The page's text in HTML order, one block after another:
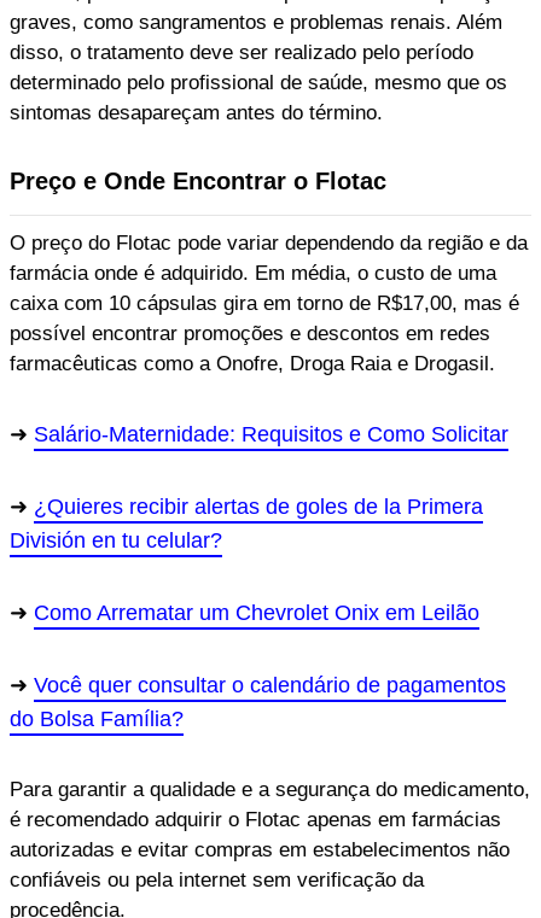
graves, como sangramentos e problemas renais. Além
disso, o tratamento deve ser realizado pelo período
determinado pelo profissional de saúde, mesmo que os
sintomas desapareçam antes do término.
Preço e Onde Encontrar o Flotac
O preço do Flotac pode variar dependendo da região e da
farmácia onde é adquirido. Em média, o custo de uma
caixa com 10 cápsulas gira em torno de R$17,00, mas é
possível encontrar promoções e descontos em redes
farmacêuticas como a Onofre, Droga Raia e Drogasil.
Salário-Maternidade: Requisitos e Como Solicitar
¿Quieres recibir alertas de goles de la Primera
División en tu celular?
Como Arrematar um Chevrolet Onix em Leilão
Você quer consultar o calendário de pagamentos
do Bolsa Família?
Para garantir a qualidade e a segurança do medicamento,
é recomendado adquirir o Flotac apenas em farmácias
autorizadas e evitar compras em estabelecimentos não
confiáveis ou pela internet sem verificação da
procedência.